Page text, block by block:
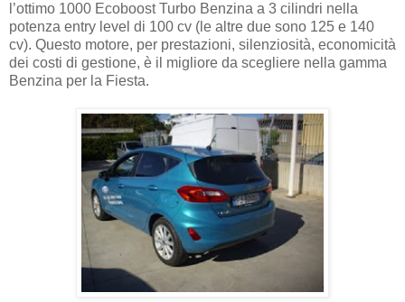
l’ottimo 1000 Ecoboost Turbo Benzina a 3 cilindri nella
potenza entry level di 100 cv (le altre due sono 125 e 140
cv). Questo motore, per prestazioni, silenziosità, economicità
dei costi di gestione, è il migliore da scegliere nella gamma
Benzina per la Fiesta.